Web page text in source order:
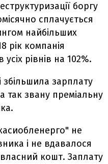
боргу
сплачується
найбільших
рік компанія
рівнів на 102%.
збільшила зарплату
так звану преміальну
не
і не вдавалося
кошт. Заплату